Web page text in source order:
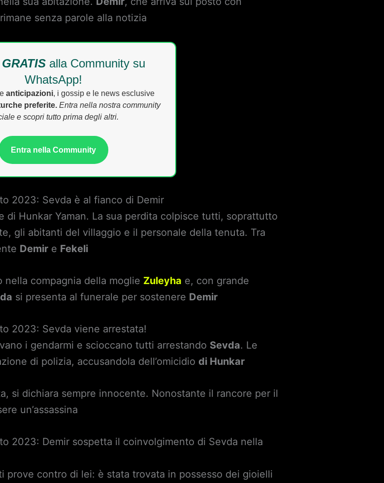
senza parole alla notizia
GRATIS alla Community su
WhatsApp!
anticipazioni, i gossip e le news esclusive
preferite. Entra nella nostra community
e scopri tutto prima degli altri.
Entra nella Community
2023: Sevda è al fianco di Demir
di Hunkar Yaman. La sua perdita colpisce tutti, soprattutto
gli abitanti del villaggio e il personale della tenuta. Tra
Demir e Fekeli
compagnia della moglie Zuleyha e, con grande
si presenta al funerale per sostenere Demir
2023: Sevda viene arrestata!
i gendarmi e scioccano tutti arrestando Sevda. Le
di polizia, accusandola dell’omicidio di Hunkar
si dichiara sempre innocente. Nonostante il rancore per il
un’assassina
2023: Demir sospetta il coinvolgimento di Sevda nella
prove contro di lei: è stata trovata in possesso dei gioielli